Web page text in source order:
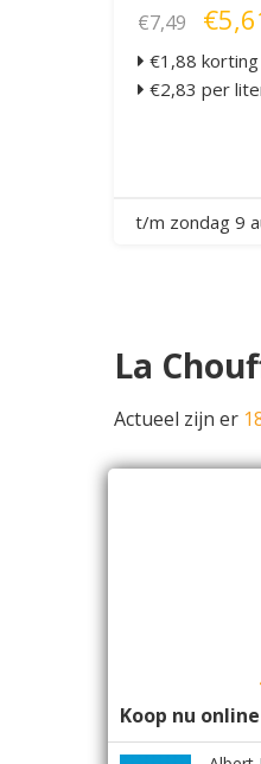
€7,49
€1,88
€2,83 per
t/m zondag 9
La
Actueel zijn er
Koop nu online